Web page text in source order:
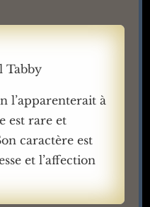
Tabby
l’apparenterait à
est rare et
caractère est
et l’affection